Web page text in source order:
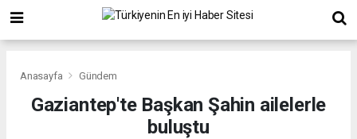
Anasayfa Gündem
Gaziantep'te Başkan Şahin ailelerle
buluştu